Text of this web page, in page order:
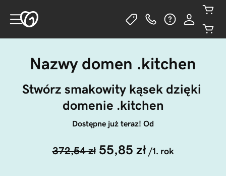
Nazwy domen .kitchen
Stwórz smakowity kąsek dzięki
domenie .kitchen
Dostępne już teraz! Od
372,54 zł 55,85 zł /1. rok